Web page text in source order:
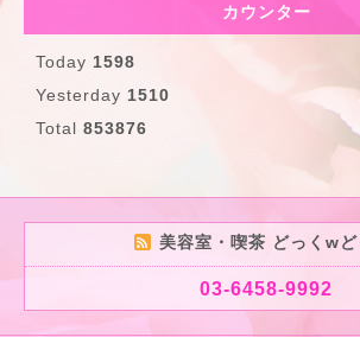
カウンター
Today 1598
Yesterday 1510
Total 853876
美容室・喫茶 どっくwど
03-6458-9992